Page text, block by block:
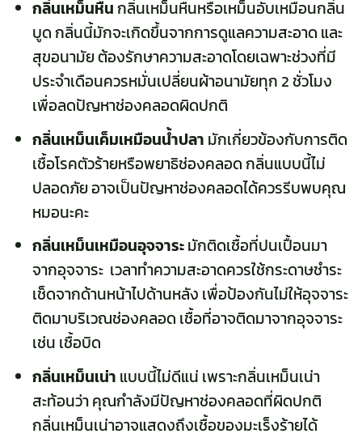
กลิ่นเหม็นหืนกลิ่นเหม็นหืนหรือเหม็นอับเหมือนกลิ่น
บูด กลิ่นนี้มักจะเกิดขึ้นจากการดูแลความสะอาด และ
สุขอนามัย ต้องรักษาความสะอาดโดยเฉพาะช่วงที่มี
ประจำเดือนควรหมั่นเปลี่ยนผ้าอนามัยทุก 2 ชั่วโมง
เพื่อลดปัญหาช่องคลอดผิดปกติ
กลิ่นเหม็นเค็มเหมือนน้ำปลา มักเกี่ยวข้องกับการติด
เชื้อโรคตัวร้ายหรือพยาธิช่องคลอด กลิ่นแบบนี้ไม่
ปลอดภัย อาจเป็นปัญหาช่องคลอดได้ควรรีบพบคุณ
หมอนะคะ
กลิ่นเหม็นเหมือนอุจจาระมักติดเชื้อที่ปนเปื้อนมา
จากอุจจาระ เวลาทำความสะอาดควรใช้กระดาษชำระ
เช็ดจากด้านหน้าไปด้านหลัง เพื่อป้องกันไม่ให้อุจจาระ
ติดมาบริเวณช่องคลอด เชื้อที่อาจติดมาจากอุจจาระ
เช่น เชื้อบิด
กลิ่นเหม็นเน่า แบบนี้ไม่ดีแน่ เพราะกลิ่นเหม็นเน่า
สะท้อนว่า คุณกำลังมีปัญหาช่องคลอดที่ผิดปกติ
กลิ่นเหม็นเน่าอาจแสดงถึงเชื้อของมะเร็งร้ายได้